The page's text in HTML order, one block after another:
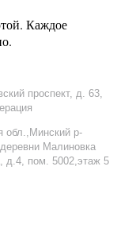
Каждое
проспект, д. 63,
обл.,Минский р-
Малиновка
д.4, пом. 5002,этаж 5